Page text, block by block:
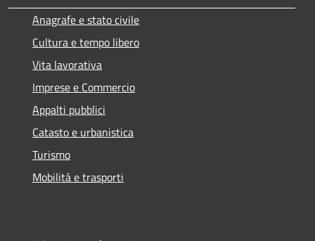
Anagrafe e stato civile
Cultura e tempo libero
Vita lavorativa
Imprese e Commercio
Appalti pubblici
Catasto e urbanistica
Turismo
Mobilità e trasporti